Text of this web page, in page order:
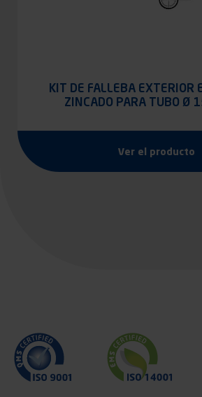
KIT DE FALLEBA EXTERIOR
ZINCADO PARA TUBO Ø
Ver el producto